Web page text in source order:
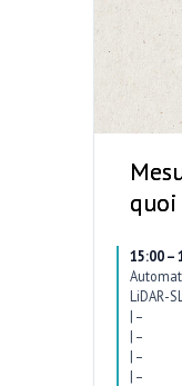
quoi
15:00 –
LiDAR-
| –
| –
| –
| –